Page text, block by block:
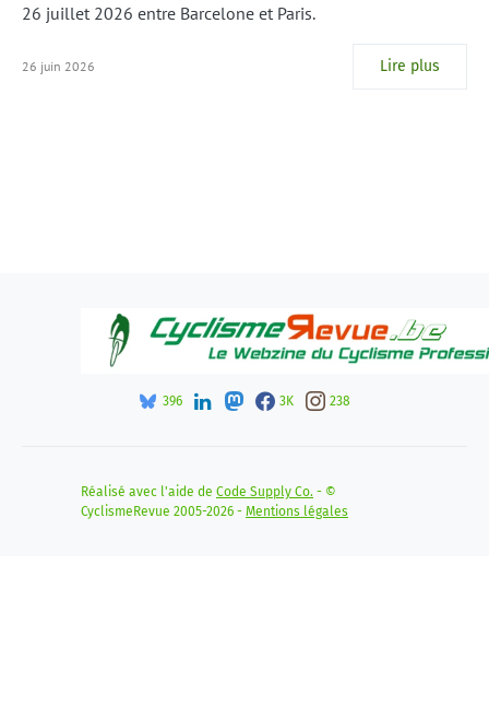
26 juillet 2026 entre Barcelone et Paris.
26 juin 2026 Lire plus
396 3K 238
Réalisé avec l'aide de Code Supply Co. - ©
CyclismeRevue 2005-2026 - Mentions légales